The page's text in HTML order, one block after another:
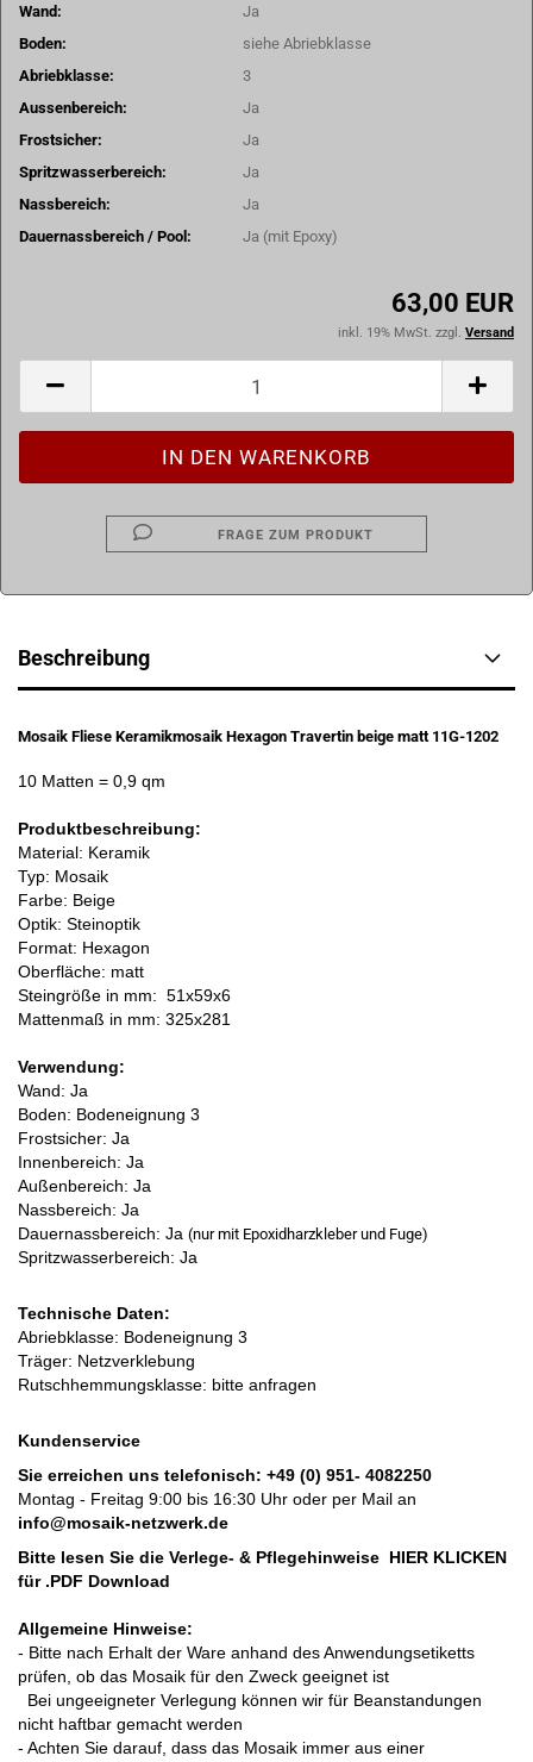
Wand:
Ja
Boden:
siehe Abriebklasse
Abriebklasse:
3
Aussenbereich:
Ja
Frostsicher:
Ja
Spritzwasserbereich:
Ja
Nassbereich:
Ja
Dauernassbereich / Pool:
Ja (mit Epoxy)
63,00 EUR
inkl. 19% MwSt. zzgl. Versand
FRAGE ZUM PRODUKT
Beschreibung
Mosaik Fliese Keramikmosaik Hexagon Travertin beige matt 11G-1202
10 Matten = 0,9 qm
Produktbeschreibung:
Material: Keramik
Typ: Mosaik
Farbe: Beige
Optik: Steinoptik
Format: Hexagon
Oberfläche: matt
Steingröße in mm: 51x59x6
Mattenmaß in mm: 325x281
Verwendung:
Wand: Ja
Boden: Bodeneignung 3
Frostsicher: Ja
Innenbereich: Ja
Außenbereich: Ja
Nassbereich: Ja
Dauernassbereich: Ja (nur mit Epoxidharzkleber und Fuge)
Spritzwasserbereich: Ja
Technische Daten:
Abriebklasse: Bodeneignung 3
Träger: Netzverklebung
Rutschhemmungsklasse: bitte anfragen
Kundenservice
Sie erreichen uns telefonisch: +49 (0) 951- 4082250
Montag - Freitag 9:00 bis 16:30 Uhr oder per Mail an
info@mosaik-netzwerk.de
Bitte lesen Sie die Verlege- & Pflegehinweise HIER KLICKEN
für .PDF Download
Allgemeine Hinweise:
- Bitte nach Erhalt der Ware anhand des Anwendungsetiketts
prüfen, ob das Mosaik für den Zweck geeignet ist
Bei ungeeigneter Verlegung können wir für Beanstandungen
nicht haftbar gemacht werden
- Achten Sie darauf, dass das Mosaik immer aus einer